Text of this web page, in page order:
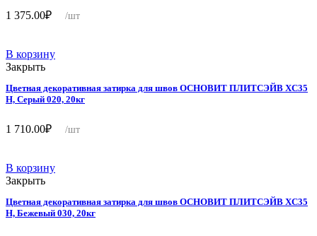
1 375.00₽ /шт
В корзину
Закрыть
Цветная декоративная затирка для швов ОСНОВИТ ПЛИТСЭЙВ XC35
Н, Серый 020, 20кг
1 710.00₽ /шт
В корзину
Закрыть
Цветная декоративная затирка для швов ОСНОВИТ ПЛИТСЭЙВ XC35
Н, Бежевый 030, 20кг